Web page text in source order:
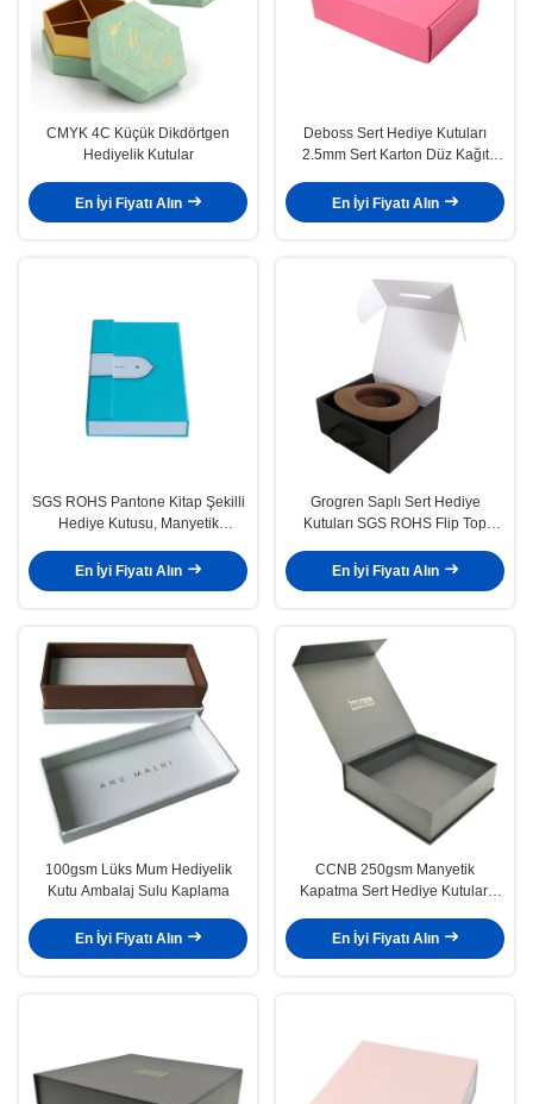
CMYK 4C Küçük Dikdörtgen
Hediyelik Kutular
En İyi Fiyatı Alın
Deboss Sert Hediye Kutuları
2.5mm Sert Karton Düz Kağıt
En İyi Fiyatı Alın
SGS ROHS Pantone Kitap Şekilli
Hediye Kutusu, Manyetik
En İyi Fiyatı Alın
Grogren Saplı Sert Hediye
Kutuları SGS ROHS Flip Top
En İyi Fiyatı Alın
100gsm Lüks Mum Hediyelik
Kutu Ambalaj Sulu Kaplama
En İyi Fiyatı Alın
CCNB 250gsm Manyetik
Kapatma Sert Hediye Kutuları
En İyi Fiyatı Alın